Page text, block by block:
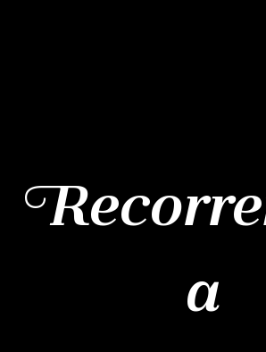
a